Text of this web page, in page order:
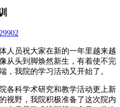
人员祝大家在新的一年里越来越
从头到脚焕然新生，有着使不完
，我院的学习活动又开始了。
各科学术研究和教学活动更上新
视野，我院积极准备了这次院内